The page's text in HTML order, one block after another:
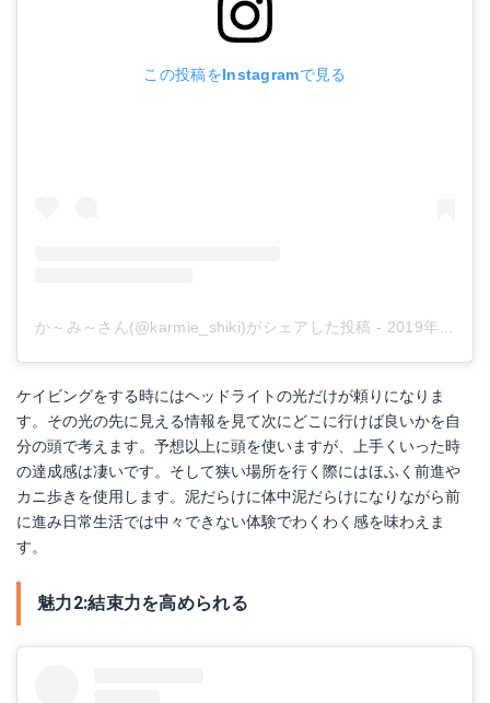
この投稿をInstagramで見る
か～み～さん(@karmie_shiki)がシェアした投稿 - 2019年 6月月11日午後10時23分PDT
ケイビングをする時にはヘッドライトの光だけが頼りになりま
す。その光の先に見える情報を見て次にどこに行けば良いかを自
分の頭で考えます。予想以上に頭を使いますが、上手くいった時
の達成感は凄いです。そして狭い場所を行く際にはほふく前進や
カニ歩きを使用します。泥だらけに体中泥だらけになりながら前
に進み日常生活では中々できない体験でわくわく感を味わえま
す。
魅力2:結束力を高められる